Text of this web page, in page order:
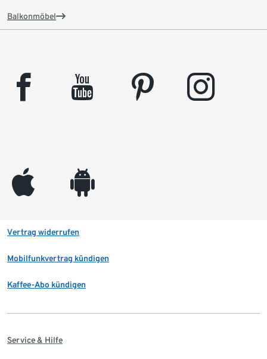
Balkonmöbel
facebook youtube pinterest instagram
appleinc android
Vertrag widerrufen
Mobilfunkvertrag kündigen
Kaffee-Abo kündigen
Service & Hilfe